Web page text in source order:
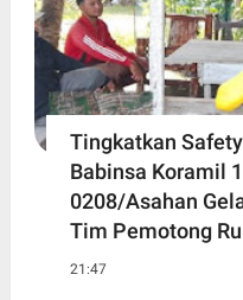
Tingkatkan
Babinsa Koramil
0208/Asahan
Tim Pemotong
21:47